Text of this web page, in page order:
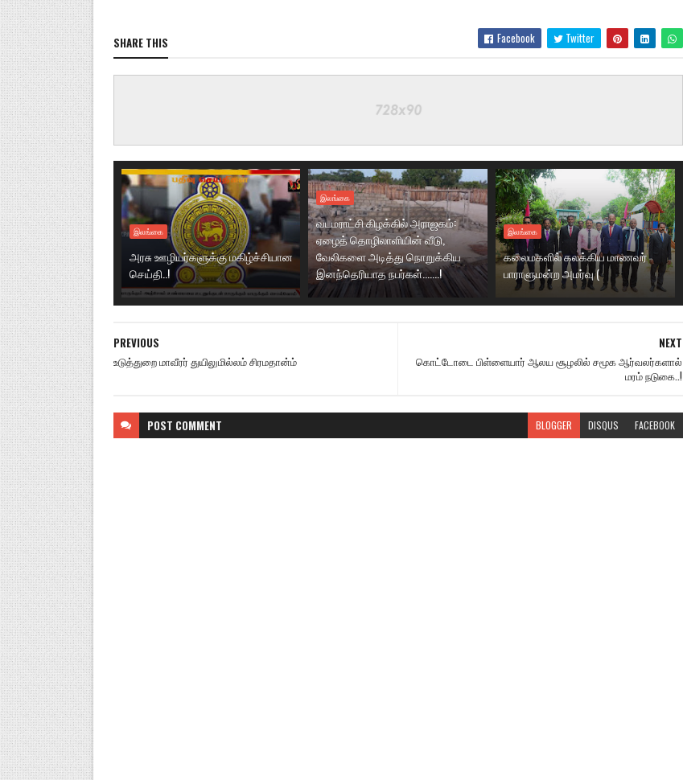
SHARE THIS Facebook Twitter
இலங்கை
அரசு ஊழியர்களுக்கு மகிழ்ச்சியான
செய்தி..!
இலங்கை
வடமராட்சி கிழக்கில் அராஜகம்:
ஏழைத் தொழிலாளியின் வீடு,
வேலிகளை அடித்து நொறுக்கிய
இனந்தெரியாத நபர்கள்.......!
இலங்கை
கலைமகளில் கலக்கிய மாணவர்
பாராளுமன்ற அமர்வு (
NEXT
கொட்டோடை பிள்ளையார் ஆலய சூழலில் சமூக ஆர்வலர்களால்
மரம் நடுகை..!
PREVIOUS
உடுத்துறை மாவீரர் துயிலுமில்லம் சிரமதான்ம்
POST COMMENT BLOGGER DISQUS FACEBOOK